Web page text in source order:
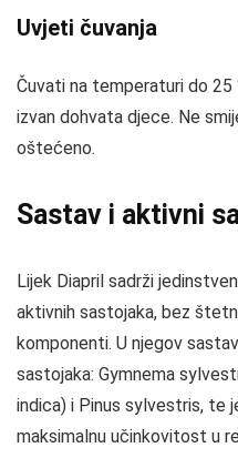
Uvjeti čuvanja
Čuvati na temperaturi do 25
izvan dohvata djece. Ne
oštećeno.
Sastav i aktivni
Lijek Diapril sadrži
aktivnih sastojaka, bez
komponenti. U njegov
sastojaka: Gymnema
indica) i Pinus sylvestris, te
maksimalnu učinkovitost u